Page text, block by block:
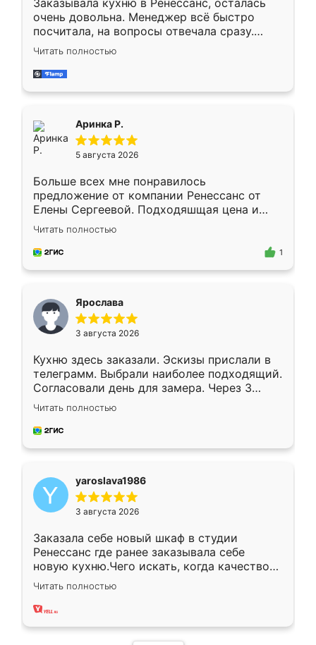
Заказывала кухню в Ренессанс, осталась
очень довольна. Менеджер всё быстро
посчитала, на вопросы отвечала сразу.
Замерщик приехал в субботу, подошёл к
делу со всей ответственностью. Собрали
за день, ребята работали аккуратно, даже
Читать полностью
Аринка Р.
5 августа 2026
Больше всех мне понравилось
предложение от компании Ренессанс от
Елены Сергеевой. Подходяшщая цена и
короткие сроки изготовления. Приехавший
для замера сотрудник Владислав
предложил по моему эскизу самый
Читать полностью
1
Ярослава
3 августа 2026
Кухню здесь заказали. Эскизы прислали в
телеграмм. Выбрали наиболее подходящий.
Согласовали день для замера. Через 3
недели кухня была уже готова. Остались
довольны работой. Спасибо Ренессанс
мебель за качественную работу!
Читать полностью
yaroslava1986
3 августа 2026
Заказала себе новый шкаф в студии
Ренессанс где ранее заказывала себе
новую кухню.Чего искать, когда качеством
вполне довольна. Служит кухня уже почти
два года, нареканий нет.
Читать полностью